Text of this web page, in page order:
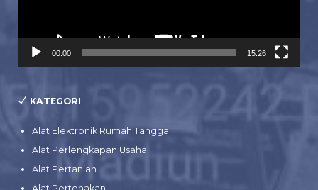
00:00 15:26
KATEGORI
Alat Elektronik Rumah Tangga
Alat Perlengkapan Usaha
Alat Pertanian